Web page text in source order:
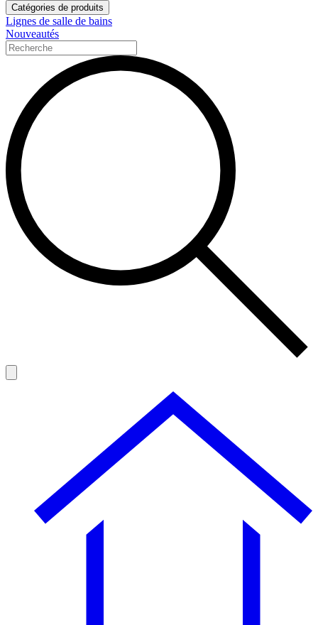
Catégories de produits
Lignes de salle de bains
Nouveautés